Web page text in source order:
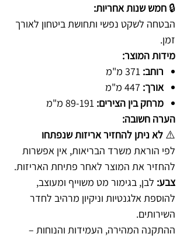
🔒 חמש שנות אחריות:
הבטחה לשקט נפשי ותחושת ביטחון לאורך
זמן.
מידות המוצר:
רוחב:
אורך:
מרחק בין הצירים:
הערה חשובה:
⚠️ לא ניתן להחזיר אריזות שנפתחו
לפי הוראת משרד הבריאות, אין אפשרות
להחזיר את המוצר לאחר פתיחת האריזות.
צבע: לבן, בגימור מט משוייף ומעוצב,
להוספת אלגנטיות וניקיון מרהיב לחדר
השירותים.
ההתקנה המהירה, העמידות והנוחות –